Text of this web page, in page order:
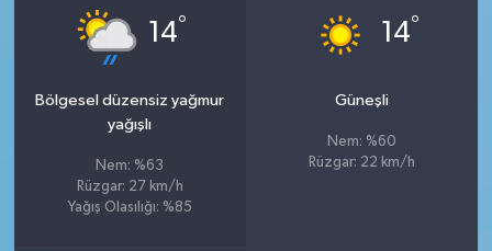
14°
Bölgesel düzensiz yağmur
yağışlı
Nem: %63
Rüzgar: 27 km/h
Yağış Olasılığı: %85
14°
Güneşli
Nem: %60
Rüzgar: 22 km/h